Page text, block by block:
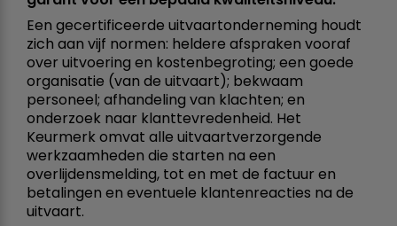
Een gecertificeerde uitvaartonderneming houdt
zich aan vijf normen: heldere afspraken vooraf
over uitvoering en kostenbegroting; een goede
organisatie (van de uitvaart); bekwaam
personeel; afhandeling van klachten; en
onderzoek naar klanttevredenheid. Het
Keurmerk omvat alle uitvaartverzorgende
werkzaamheden die starten na een
overlijdensmelding, tot en met de factuur en
betalingen en eventuele klantenreacties na de
uitvaart.